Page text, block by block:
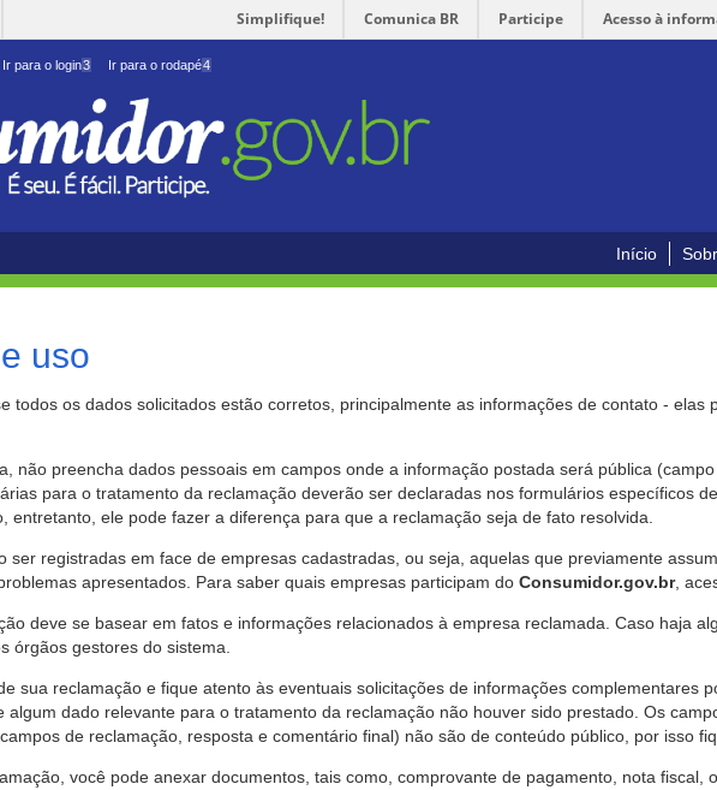
Simplifique! Comunica BR Participe Acesso à
Ir para o login3 Ir para o rodapé4
Início
uso
todos os dados solicitados estão corretos, principalmente as informações de contato -
não preencha dados pessoais em campos onde a informação postada será pública
para o tratamento da reclamação deverão ser declaradas nos formulários específicos
entretanto, ele pode fazer a diferença para que a reclamação seja de fato resolvida.
ser registradas em face de empresas cadastradas, ou seja, aquelas que previamente
apresentados. Para saber quais empresas participam do Consumidor.gov.br,
deve se basear em fatos e informações relacionados à empresa reclamada. Caso haja
órgãos gestores do sistema.
sua reclamação e fique atento às eventuais solicitações de informações complementares
algum dado relevante para o tratamento da reclamação não houver sido prestado. Os
de reclamação, resposta e comentário final) não são de conteúdo público, por isso
você pode anexar documentos, tais como, comprovante de pagamento, nota fiscal,